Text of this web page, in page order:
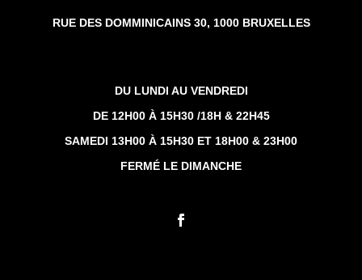
RUE DES DOMMINICAINS 30, 1000 BRUXELLES
DU LUNDI AU VENDREDI
DE 12H00 À 15H30 /18H & 22H45
SAMEDI 13H00 À 15H30 ET 18H00 & 23H00
FERMÉ LE DIMANCHE